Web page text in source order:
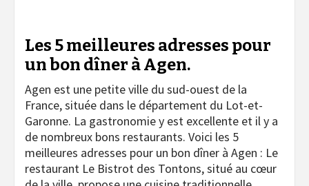
Les 5 meilleures adresses pour
un bon dîner à Agen.
Agen est une petite ville du sud-ouest de la
France, située dans le département du Lot-et-
Garonne. La gastronomie y est excellente et il y a
de nombreux bons restaurants. Voici les 5
meilleures adresses pour un bon dîner à Agen : Le
restaurant Le Bistrot des Tontons, situé au cœur